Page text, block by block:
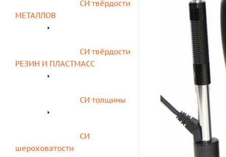
СИ твёрдости
МЕТАЛЛОВ
СИ твёрдости
РЕЗИН И ПЛАСТМАСС
СИ толщины
СИ
шероховатости